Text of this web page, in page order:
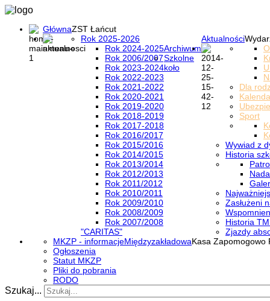
GłównaZST Łańcut
Aktualności
Rok 2025-2026
Archiwum
Rok 2024-2025
Rok 2006/2007
Rok 2023-2024
Rok 2022-2023
Rok 2021-2022
Rok 2020-2021
Rok 2019-2020
Rok 2018-2019
Rok 2017-2018
Rok 2016/2017
Rok 2015/2016
Rok 2014/2015
Rok 2013/2014
Rok 2012/2013
Rok 2011/2012
Rok 2010/2011
Rok 2009/2010
Rok 2008/2009
Rok 2007/2008
Szkolne
koło
"CARITAS"
Dla
Sport
Wywiad z
Historia
Zasłużeni
Historia
Zjazdy
MiędzyzakładowaKasa Zapomogowo
MKZP - informacje
Ogłoszenia
Statut MKZP
Pliki do pobrania
RODO
Szukaj...